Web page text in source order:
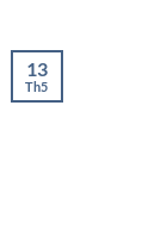
13
Th5